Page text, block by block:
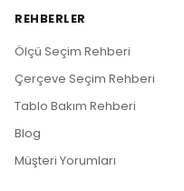
REHBERLER
Ölçü Seçim Rehberi
Çerçeve Seçim Rehberi
Tablo Bakım Rehberi
Blog
Müşteri Yorumları